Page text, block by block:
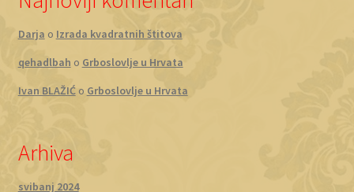
Darja o Izrada kvadratnih štitova
qehadlbah o Grboslovlje u Hrvata
Ivan BLAŽIĆo Grboslovlje u Hrvata
Arhiva
svibanj 2024